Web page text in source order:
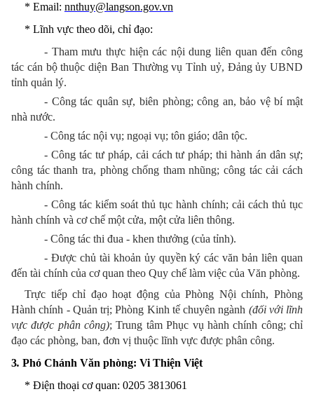
* Email: nnthuy@langson.gov.vn
* Lĩnh vực theo dõi, chỉ đạo:
- Tham mưu thực hiện các nội dung liên quan đến công
tác cán bộ thuộc diện Ban Thường vụ Tỉnh uỷ, Đảng ủy UBND
tỉnh quản lý.
- Công tác quân sự, biên phòng; công an, bảo vệ bí mật
nhà nước.
- Công tác nội vụ; ngoại vụ; tôn giáo; dân tộc.
- Công tác tư pháp, cải cách tư pháp; thi hành án dân sự;
công tác thanh tra, phòng chống tham nhũng; công tác cải cách
hành chính.
- Công tác kiểm soát thủ tục hành chính; cải cách thủ tục
hành chính và cơ chế một cửa, một cửa liên thông.
- Công tác thi đua - khen thưởng (của tỉnh).
- Được chủ tài khoản ủy quyền ký các văn bản liên quan
đến tài chính của cơ quan theo Quy chế làm việc của Văn phòng.
Trực tiếp chỉ đạo hoạt động của Phòng Nội chính, Phòng
Hành chính - Quản trị; Phòng Kinh tế chuyên ngành (đối với lĩnh
vực được phân công); Trung tâm Phục vụ hành chính công; chỉ
đạo các phòng, ban, đơn vị thuộc lĩnh vực được phân công.
3. Phó Chánh Văn phòng: Vi Thiện Việt
* Điện thoại cơ quan: 0205 3813061